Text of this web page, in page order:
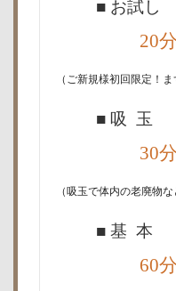
■ お試し
20
（ご新規様初回限定！
■ 吸 玉
30
（吸玉で体内の老廃物
■ 基 本
60